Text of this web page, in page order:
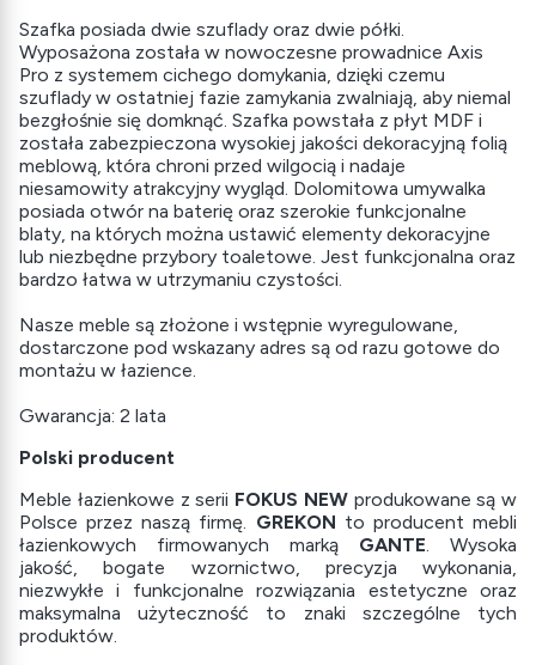
Szafka posiada dwie szuflady oraz dwie półki.
Wyposażona została w nowoczesne prowadnice Axis
Pro z systemem cichego domykania, dzięki czemu
szuflady w ostatniej fazie zamykania zwalniają, aby niemal
bezgłośnie się domknąć. Szafka powstała z płyt MDF i
została zabezpieczona wysokiej jakości dekoracyjną folią
meblową, która chroni przed wilgocią i nadaje
niesamowity atrakcyjny wygląd. Dolomitowa umywalka
posiada otwór na baterię oraz szerokie funkcjonalne
blaty, na których można ustawić elementy dekoracyjne
lub niezbędne przybory toaletowe. Jest funkcjonalna oraz
bardzo łatwa w utrzymaniu czystości.
Nasze meble są złożone i wstępnie wyregulowane,
dostarczone pod wskazany adres są od razu gotowe do
montażu w łazience.
Gwarancja: 2 lata
Polski producent
Meble łazienkowe z serii FOKUS NEWprodukowane są w
Polsce przez naszą firmę. GREKON to producent mebli
łazienkowych firmowanych marką GANTE. Wysoka
jakość, bogate wzornictwo, precyzja wykonania,
niezwykłe i funkcjonalne rozwiązania estetyczne oraz
maksymalna użyteczność to znaki szczególne tych
produktów.